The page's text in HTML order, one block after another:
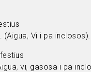
Vi i pa inclosos).
vi, gasosa i pa